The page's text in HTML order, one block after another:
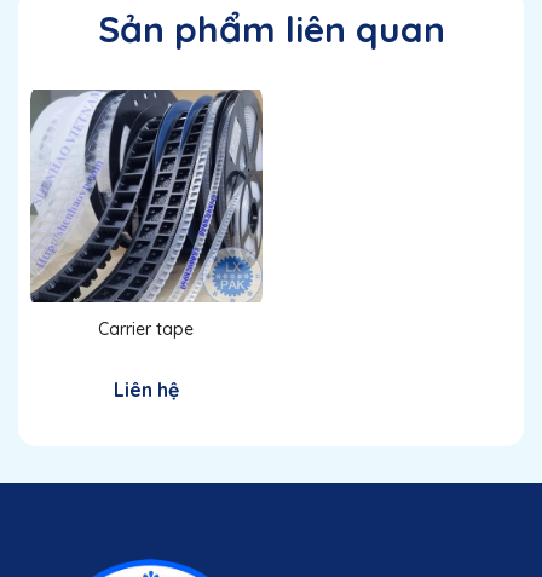
Sản phẩm liên quan
Carrier tape
Liên hệ